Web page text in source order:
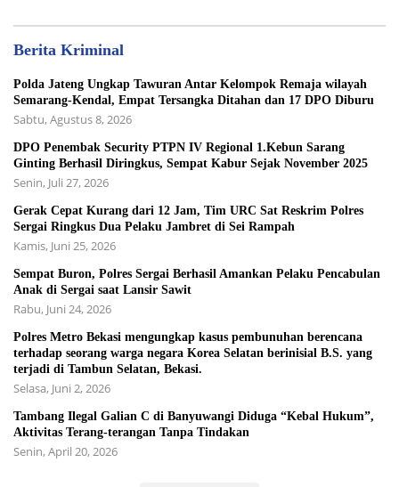
Berita Kriminal
Polda Jateng Ungkap Tawuran Antar Kelompok Remaja wilayah
Semarang-Kendal, Empat Tersangka Ditahan dan 17 DPO Diburu
Sabtu, Agustus 8, 2026
DPO Penembak Security PTPN IV Regional 1.Kebun Sarang
Ginting Berhasil Diringkus, Sempat Kabur Sejak November 2025
Senin, Juli 27, 2026
Gerak Cepat Kurang dari 12 Jam, Tim URC Sat Reskrim Polres
Sergai Ringkus Dua Pelaku Jambret di Sei Rampah
Kamis, Juni 25, 2026
Sempat Buron, Polres Sergai Berhasil Amankan Pelaku Pencabulan
Anak di Sergai saat Lansir Sawit
Rabu, Juni 24, 2026
Polres Metro Bekasi mengungkap kasus pembunuhan berencana
terhadap seorang warga negara Korea Selatan berinisial B.S. yang
terjadi di Tambun Selatan, Bekasi.
Selasa, Juni 2, 2026
Tambang Ilegal Galian C di Banyuwangi Diduga “Kebal Hukum”,
Aktivitas Terang-terangan Tanpa Tindakan
Senin, April 20, 2026